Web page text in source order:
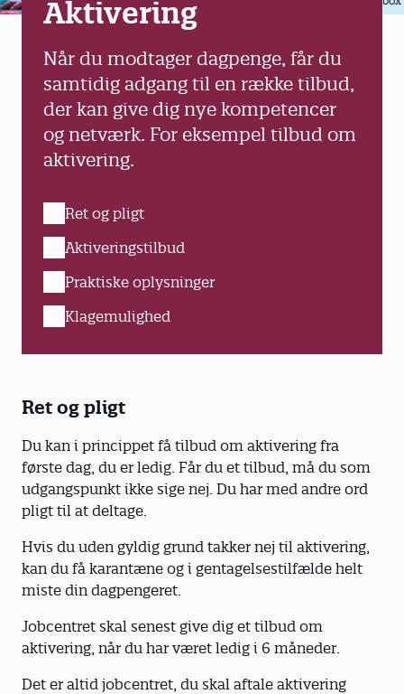
Aktivering
Når du modtager dagpenge, får du
samtidig adgang til en række tilbud,
der kan give dig nye kompetencer
og netværk. For eksempel tilbud om
aktivering.
Ret og pligt
Aktiveringstilbud
Praktiske oplysninger
Klagemulighed
Ret og pligt
Du kan i princippet få tilbud om aktivering fra
første dag, du er ledig. Får du et tilbud, må du som
udgangspunkt ikke sige nej. Du har med andre ord
pligt til at deltage.
Hvis du uden gyldig grund takker nej til aktivering,
kan du få karantæne og i gentagelsestilfælde helt
miste din dagpengeret.
Jobcentret skal senest give dig et tilbud om
aktivering, når du har været ledig i 6 måneder.
Det er altid jobcentret, du skal aftale aktivering